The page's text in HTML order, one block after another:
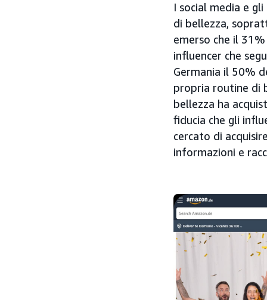
I social media e
di bellezza,
emerso che il
influencer che
Germania il 50%
propria routine di
bellezza ha
fiducia che gli
cercato di
informazioni e